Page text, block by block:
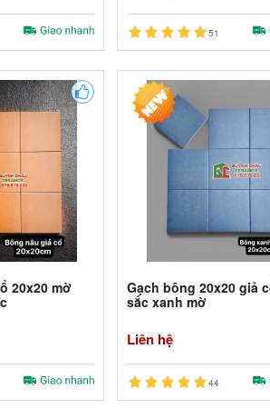
51
20x20 mờ
Gạch bông 20x20 giả
sắc xanh mờ
Liên hệ
44